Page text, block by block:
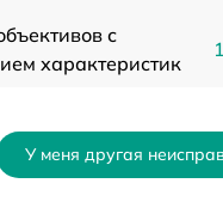
с
характеристик
У меня другая